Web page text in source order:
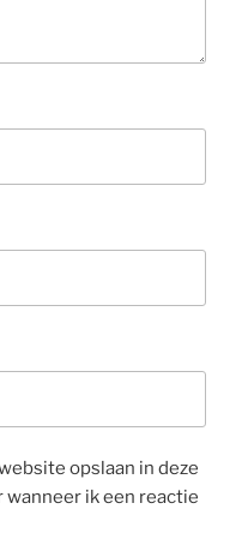
opslaan in deze
ik een reactie